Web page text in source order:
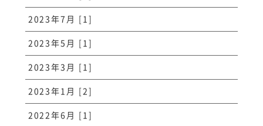
2023年7月 [1]
2023年5月 [1]
2023年3月 [1]
2023年1月 [2]
2022年6月 [1]